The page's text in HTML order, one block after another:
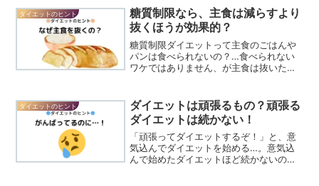
～く面倒な上に、続かない！だって、元
気なのに、こってりしたも...
ダイエットのヒント
糖質制限なら、主食は減らすより
抜くほうが効果的？
糖質制限ダイエットって主食のごはんや
パンは食べられないの？…食べられない
ワケではありません、が主食は抜いたほ
糖値を上げてしまいその結果、脂肪が増
える…というのが私たち...
ダイエットのヒント
ダイエットは頑張るもの？頑張る
ダイエットは続かない！
「頑張ってダイエットするぞ！」と、意
気込んでダイエットを始める…。意気込
んで始めたダイエットほど続かないの